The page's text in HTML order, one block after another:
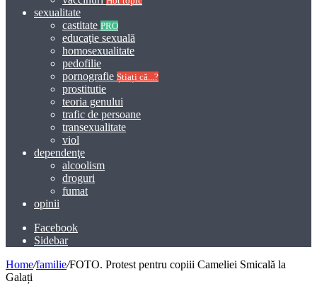
sexualitate
castitate PRO
educaţie sexuală
homosexualitate
pedofilie
pornografie Știați că...?
prostitutie
teoria genului
trafic de persoane
transexualitate
viol
dependenţe
alcoolism
droguri
fumat
opinii
Facebook
Sidebar
Home/familie/FOTO. Protest pentru copiii Cameliei Smicală la
Galați